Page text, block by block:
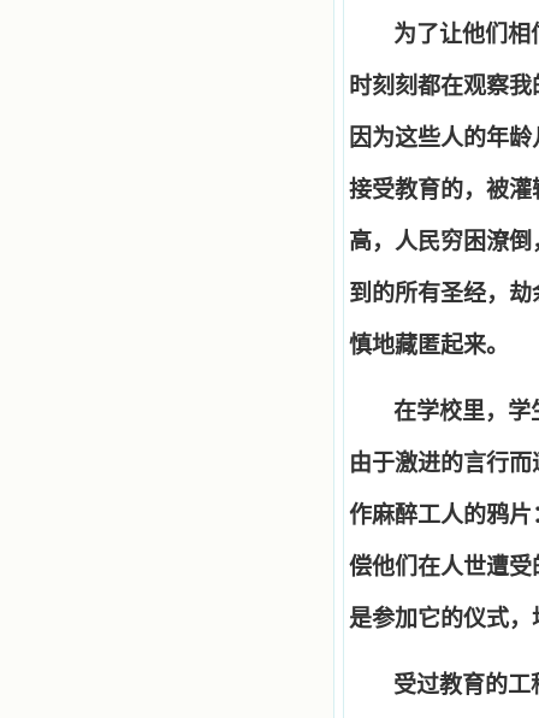
为了让他们相
时刻刻都在观察
因为这些人的年
接受教育的，被
高，人民穷困潦
到的所有圣经，
慎地藏匿起来。
在学校里，学
由于激进的言行
作麻醉工人的鸦
偿他们在人世遭
是参加它的仪式
受过教育的工